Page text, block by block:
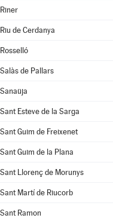
Riner
Riu de Cerdanya
Rosselló
Salàs de Pallars
Sanaüja
Sant Esteve de la Sarga
Sant Guim de Freixenet
Sant Guim de la Plana
Sant Llorenç de Morunys
Sant Martí de Riucorb
Sant Ramon